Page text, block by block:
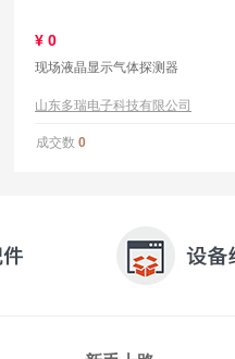
¥ 0
现场液晶显示气体探测器
山东多瑞电子科技有限公司
成交数 0